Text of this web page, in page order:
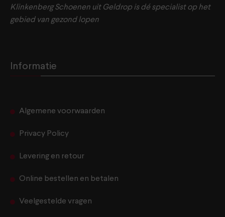
Klinkenberg Schoenen uit Geldrop is dé specialist op het
gebied van gezond lopen
Informatie
Algemene voorwaarden
Privacy Policy
Levering en retour
Online bestellen en betalen
Veelgestelde vragen